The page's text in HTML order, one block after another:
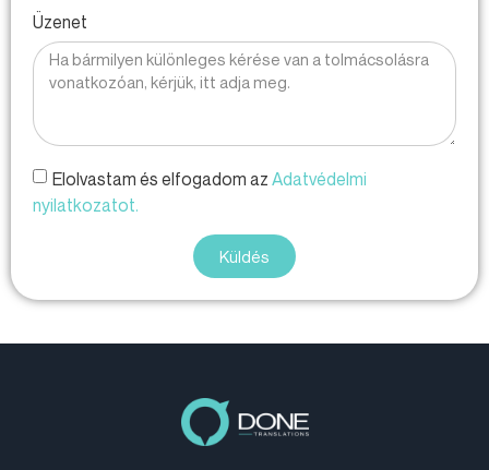
Üzenet
Elolvastam és elfogadom az Adatvédelmi
nyilatkozatot.
Küldés